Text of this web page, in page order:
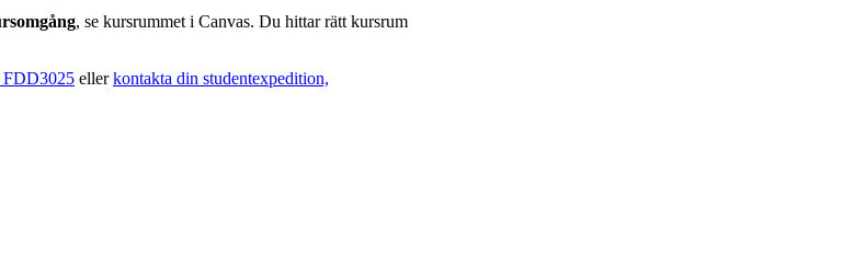
, se kursrummet i Canvas. Du hittar rätt kursrum
ellerkontakta din studentexpedition,